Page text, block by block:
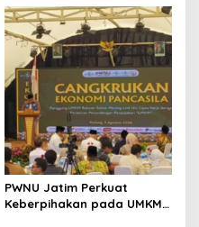
Perkuat Ekosistem Pensiun
Berkelanjutan
PWNU Jatim Perkuat
Keberpihakan pada UMKM